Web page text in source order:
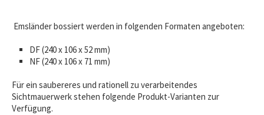
Emsländer bossiert werden in folgenden Formaten angeboten:
DF (240 x 106 x 52 mm)
NF (240 x 106 x 71 mm)
Für ein saubereres und rationell zu verarbeitendes
Sichtmauerwerk stehen folgende Produkt-Varianten zur
Verfügung.